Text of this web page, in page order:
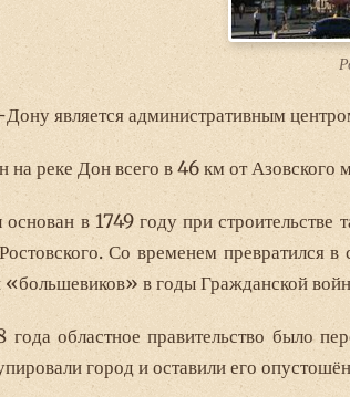
является административным
на реке Дон всего в 46 км от Азовского
в 1749 году при строительстве
Со временем превратился
в годы Гражданской
года областное правительство было
город и оставили его